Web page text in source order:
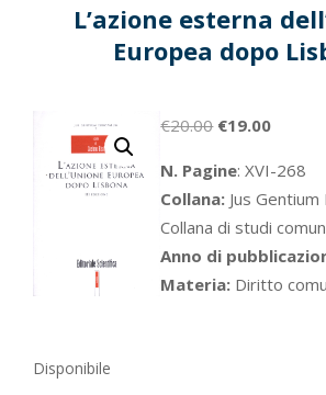
L’azione esterna
Europea dopo
€20.00 Il
originale
era:
€20.00.
€19.00Il
attuale
è:
€19.00.
N. Pagine: XVI-268
Collana: Jus
Collana di studi
Anno di
Materia: Diritto
Disponibile